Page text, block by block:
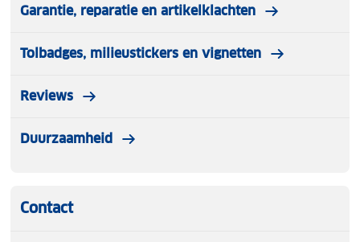
Garantie, reparatie en artikelklachten
Tolbadges, milieustickers en vignetten
Reviews
Duurzaamheid
Contact